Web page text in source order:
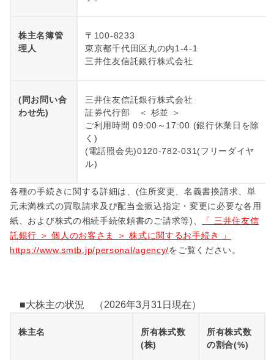
株主名簿管
理人
〒100-8233
東京都千代田区丸の内1-4-1
三井住友信託銀行株式会社
(同お問い合
わせ先)
三井住友信託銀行株式会社
証券代行部 ＜ 杉並 ＞
ご利用時間 09:00～17:00 (銀行休業日を除
く)
(電話照会先)0120-782-031(フリーダイヤ
ル)
各種の手続きに関する詳細は、(住所変更、名義書換請求、単
元未満株式の買取請求及び配当金振込指定・変更に必要な各用
紙、および株式の相続手続依頼書のご請求等)、
「 三井住友信
託銀行 ＞ 個人のお客さま ＞ 株式に関するお手続き 」
https://www.smtb.jp/personal/agency/をご覧ください。
■大株主の状況 （2026年3月31日現在）
株主名
所有株式数
(株)
所有株式数
の割合(%)